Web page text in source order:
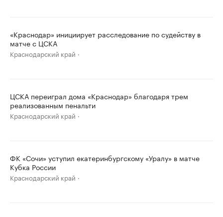
«Краснодар» инициирует расследование по судейству в
матче с ЦСКА
Краснодарский край
ЦСКА переиграл дома «Краснодар» благодаря трем
реализованным пенальти
Краснодарский край
ФК «Сочи» уступил екатеринбургскому «Уралу» в матче
Кубка России
Краснодарский край